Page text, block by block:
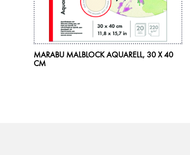
MARABU MALBLOCK AQUARELL, 30 X 40
CM